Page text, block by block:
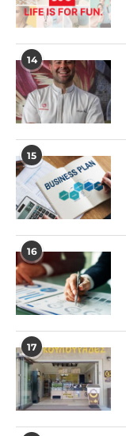
14
15
16
17